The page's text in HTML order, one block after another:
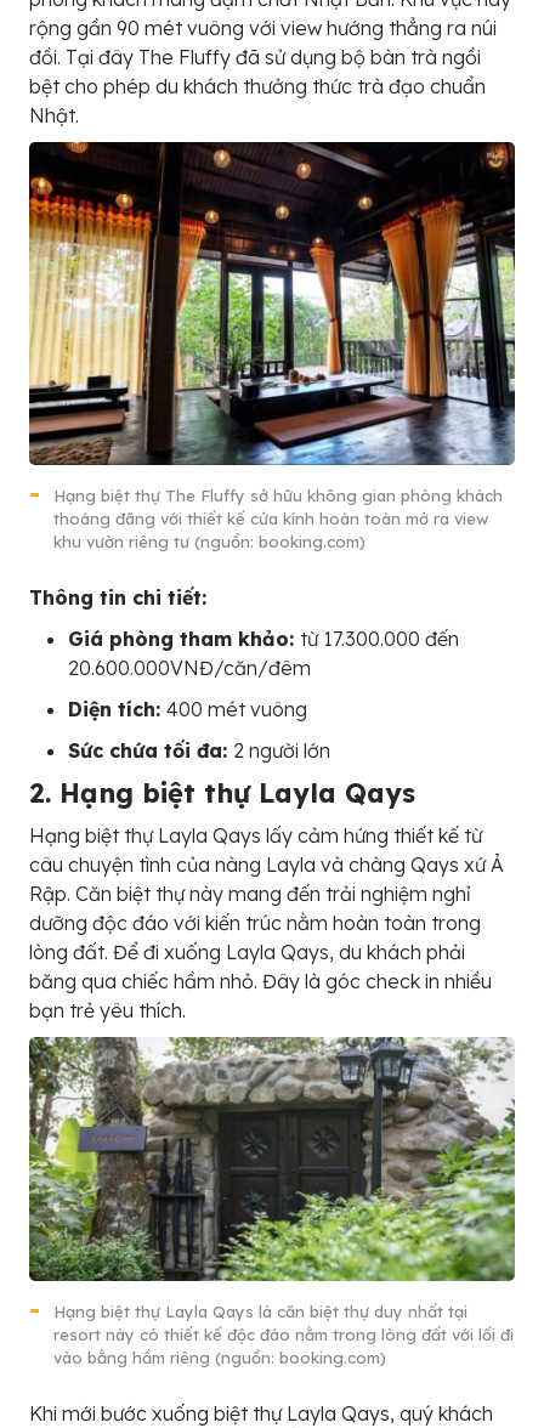
rộng gần 90 mét vuông với view hướng thẳng ra núi
đồi. Tại đây The Fluffy đã sử dụng bộ bàn trà ngồi
bệt cho phép du khách thưởng thức trà đạo chuẩn
Nhật.
Hạng biệt thự The Fluffy sở hữu không gian phòng khách
thoáng đãng với thiết kế cửa kính hoàn toàn mở ra view
khu vườn riêng tư (nguồn: booking.com)
Thông tin chi tiết:
Giá phòng tham khảo: từ 17.300.000 đến
20.600.000VNĐ/căn/đêm
Diện tích: 400 mét vuông
Sức chứa tối đa: 2 người lớn
2. Hạng biệt thự Layla Qays
Hạng biệt thự Layla Qays lấy cảm hứng thiết kế từ
câu chuyện tình của nàng Layla và chàng Qays xứ Ả
Rập. Căn biệt thự này mang đến trải nghiệm nghỉ
dưỡng độc đáo với kiến trúc nằm hoàn toàn trong
lòng đất. Để đi xuống Layla Qays, du khách phải
băng qua chiếc hầm nhỏ. Đây là góc check in nhiều
bạn trẻ yêu thích.
Hạng biệt thự Layla Qays là căn biệt thự duy nhất tại
resort này có thiết kế độc đáo nằm trong lòng đất với lối đi
vào bằng hầm riêng (nguồn: booking.com)
Khi mới bước xuống biệt thự Layla Qays, quý khách